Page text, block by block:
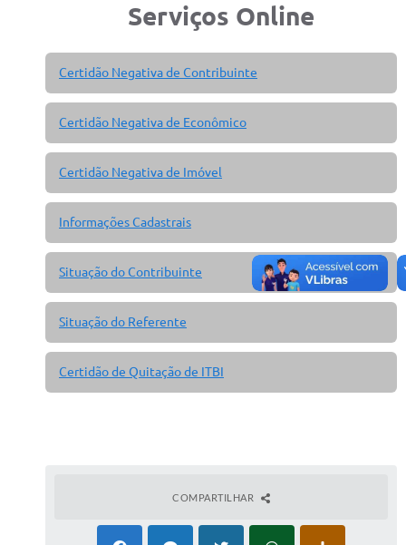
Notas Fiscais Eletrônicas
Administração
A Prefeitura
A Nossa Cidade
Conselhos Municipais
Sala Mineira do Empreendedor
PAD
Turismo
Serviços Online
Certidão Negativa de Contribuinte
Certidão Negativa de Econômico
Certidão Negativa de Imóvel
Informações Cadastrais
Situação do Contribuinte
Situação do Referente
Certidão de Quitação de ITBI
COMPARTILHAR